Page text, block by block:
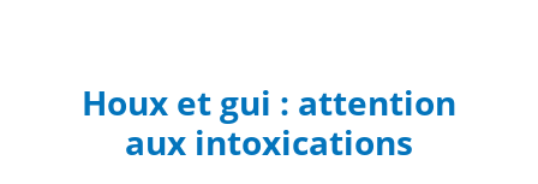
Houx et gui : attention
aux intoxications